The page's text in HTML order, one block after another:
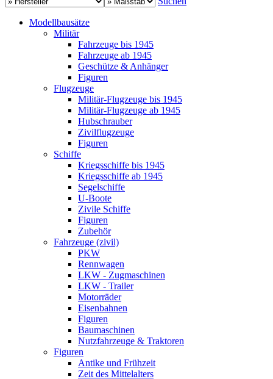
Modellbausätze
Militär
Fahrzeuge bis 1945
Fahrzeuge ab 1945
Geschütze & Anhänger
Figuren
Flugzeuge
Militär-Flugzeuge bis 1945
Militär-Flugzeuge ab 1945
Hubschrauber
Zivilflugzeuge
Figuren
Schiffe
Kriegsschiffe bis 1945
Kriegsschiffe ab 1945
Segelschiffe
U-Boote
Zivile Schiffe
Figuren
Zubehör
Fahrzeuge (zivil)
PKW
Rennwagen
LKW - Zugmaschinen
LKW - Trailer
Motorräder
Eisenbahnen
Figuren
Baumaschinen
Nutzfahrzeuge & Traktoren
Figuren
Antike und Frühzeit
Zeit des Mittelalters